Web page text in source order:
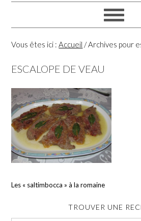
Vous êtes ici :Accueil /Archives pour
ESCALOPE DE VEAU
Les « saltimbocca » à la romaine
TROUVER UNE